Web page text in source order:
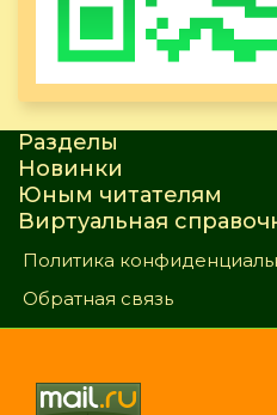
Разделы
Новинки
Юным читателям
Виртуальная
Политика
Обратная связь